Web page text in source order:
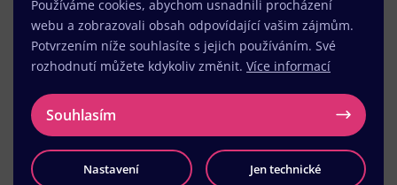
Používáme cookies, abychom usnadnili procházení
webu a zobrazovali obsah odpovídající vašim zájmům.
Potvrzením níže souhlasíte s jejich používáním. Své
rozhodnutí můžete kdykoliv změnit. Více informací
Souhlasím
Nastavení Jen technické